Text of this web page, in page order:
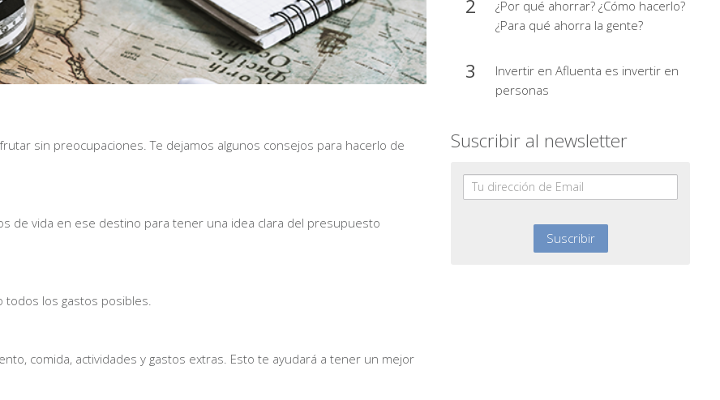
sin preocupaciones. Te dejamos algunos consejos para hacerlo de
de vida en ese destino para tener una idea clara del presupuesto
los gastos posibles.
comida, actividades y gastos extras. Esto te ayudará a tener un mejor
¿Por qué ahorrar? ¿Cómo hacerlo?
¿Para qué ahorra la gente?
Invertir en Afluenta es invertir en
personas
Suscribir al newsletter